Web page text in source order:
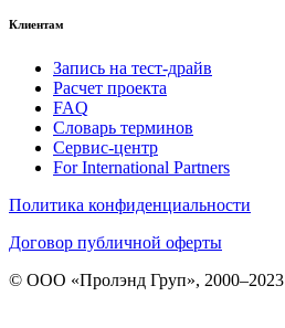
Клиентам
Запись на тест-драйв
Расчет проекта
FAQ
Словарь терминов
Сервис-центр
For International Partners
Политика конфиденциальности
Договор публичной оферты
© ООО «Пролэнд Груп», 2000–2023